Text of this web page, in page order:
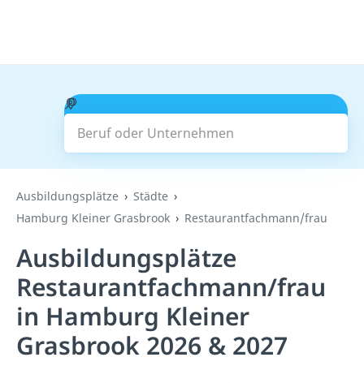
Beruf oder Unternehmen
Suchen
Ausbildungsplätze
Städte
Hamburg Kleiner Grasbrook
Restaurantfachmann/frau
Ausbildungsplätze
Restaurantfachmann/frau
in Hamburg Kleiner
Grasbrook 2026 & 2027